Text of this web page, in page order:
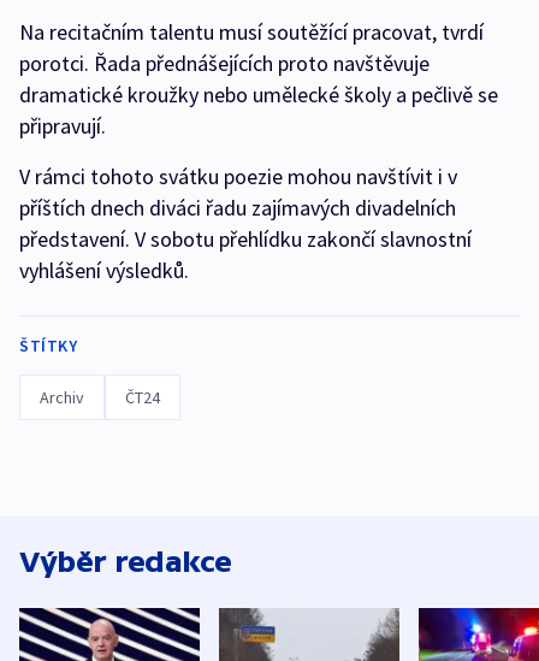
Na recitačním talentu musí soutěžící pracovat, tvrdí
porotci. Řada přednášejících proto navštěvuje
dramatické kroužky nebo umělecké školy a pečlivě se
připravují.
V rámci tohoto svátku poezie mohou navštívit i v
příštích dnech diváci řadu zajímavých divadelních
představení. V sobotu přehlídku zakončí slavnostní
vyhlášení výsledků.
ŠTÍTKY
Archiv ČT24
Výběr redakce